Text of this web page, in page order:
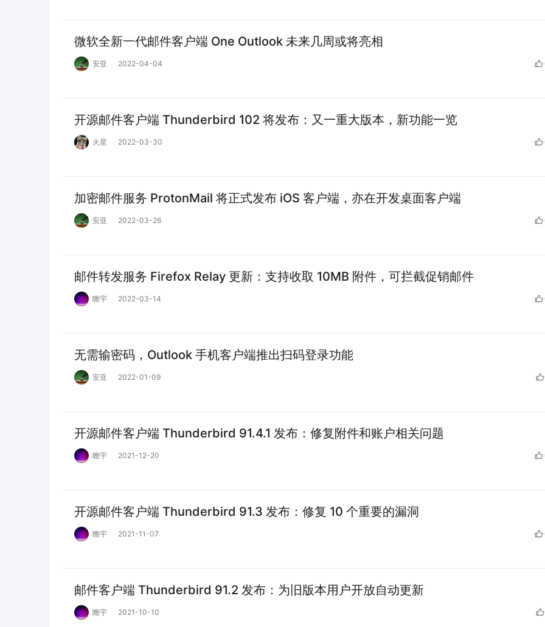
微软全新一代邮件客户端 One Outlook 未来几周或将亮相
安亚 2022-04-04
开源邮件客户端 Thunderbird 102 将发布：又一重大版本，新功能一览
火星 2022-03-30
加密邮件服务 ProtonMail 将正式发布 iOS 客户端，亦在开发桌面客户端
安亚 2022-03-26
邮件转发服务 Firefox Relay 更新：支持收取 10MB 附件，可拦截促销邮件
瞻宇 2022-03-14
无需输密码，Outlook 手机客户端推出扫码登录功能
安亚 2022-01-09
开源邮件客户端 Thunderbird 91.4.1 发布：修复附件和账户相关问题
瞻宇 2021-12-20
开源邮件客户端 Thunderbird 91.3 发布：修复 10 个重要的漏洞
瞻宇 2021-11-07
邮件客户端 Thunderbird 91.2 发布：为旧版本用户开放自动更新
瞻宇 2021-10-10